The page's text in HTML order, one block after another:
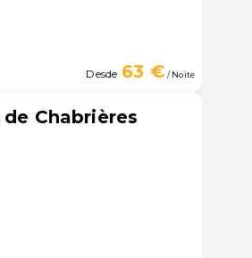
Desde 63 €/ Noite
Chabrières